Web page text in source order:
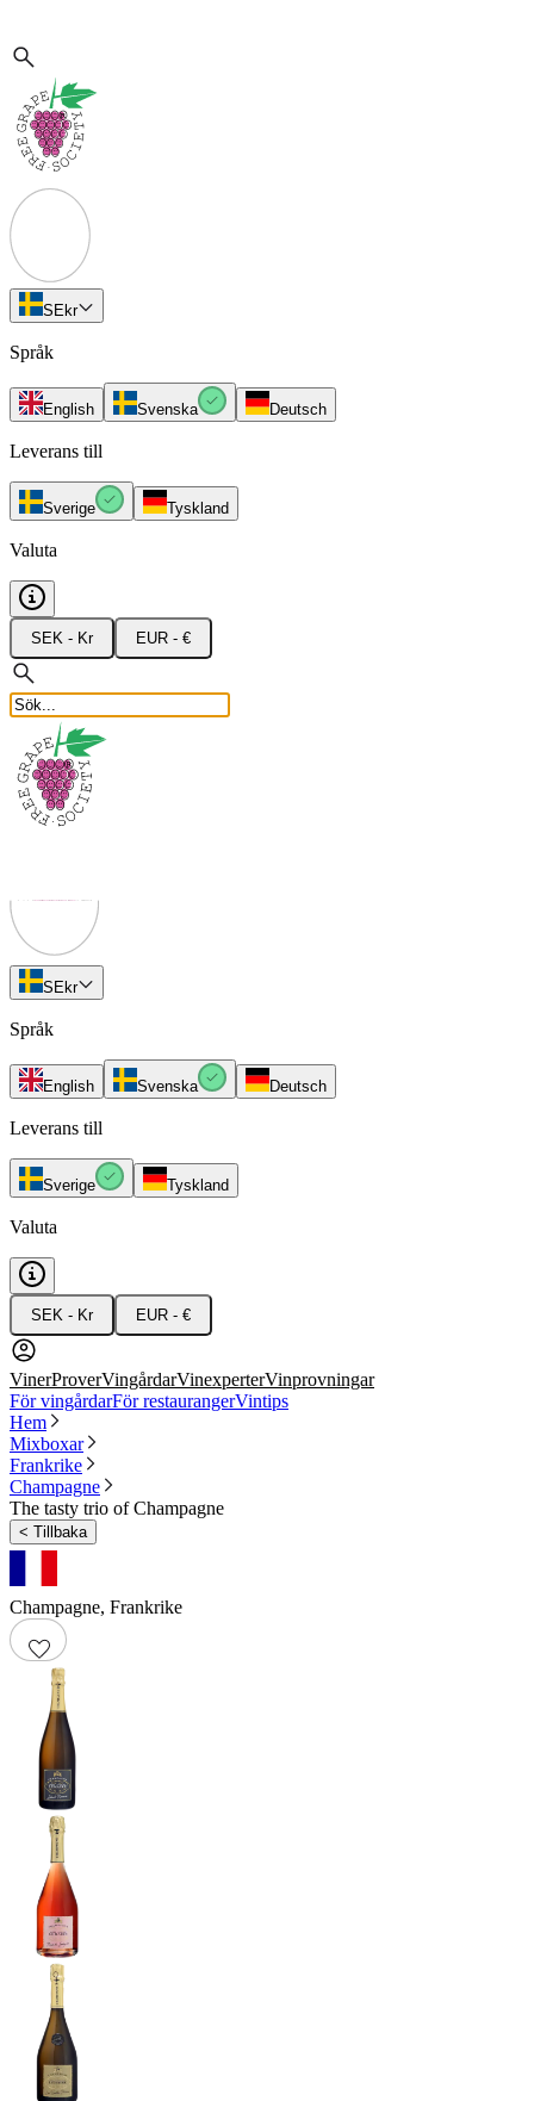
SEkr
Språk
English Svenska Deutsch
Leverans till
Sverige Tyskland
Valuta
SEK - Kr EUR - €
SEkr
Språk
English Svenska Deutsch
Leverans till
Sverige Tyskland
Valuta
SEK - Kr EUR - €
VinerProverVingårdarVinexperterVinprovningar
För vingårdarFör restaurangerVintips
Hem
Mixboxar
Frankrike
Champagne
The tasty trio of Champagne
< Tillbaka
Champagne, Frankrike